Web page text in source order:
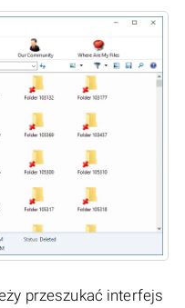
przeszukać interfejs